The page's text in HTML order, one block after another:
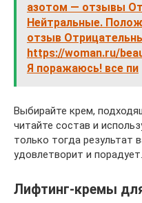
азотом — отзывы
Нейтральные.
отзыв
https://woman.ru/
Я поражаюсь! все пи
Выбирайте крем,
читайте состав и
только тогда результат
удовлетворит и порадует.
Лифтинг-кремы